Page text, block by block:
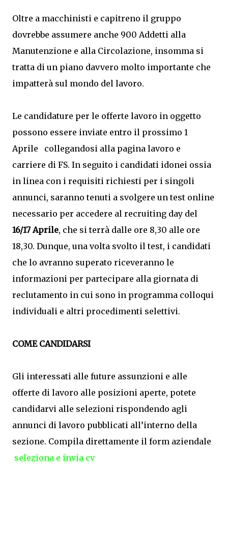
Oltre a macchinisti e capitreno il gruppo
dovrebbe assumere anche 900 Addetti alla
Manutenzione e alla Circolazione, insomma si
tratta di un piano davvero molto importante che
impatterà sul mondo del lavoro.
Le candidature per le offerte lavoro in oggetto
possono essere inviate entro il prossimo 1
Aprile collegandosi alla pagina lavoro e
carriere di FS. In seguito i candidati idonei ossia
in linea con i requisiti richiesti per i singoli
annunci, saranno tenuti a svolgere un test online
necessario per accedere al recruiting day del
16/17 Aprile, che si terrà dalle ore 8,30 alle ore
18,30. Dunque, una volta svolto il test, i candidati
che lo avranno superato riceveranno le
informazioni per partecipare alla giornata di
reclutamento in cui sono in programma colloqui
individuali e altri procedimenti selettivi.
COME CANDIDARSI
Gli interessati alle future assunzioni e alle
offerte di lavoro alle posizioni aperte, potete
candidarvi alle selezioni rispondendo agli
annunci di lavoro pubblicati all’interno della
sezione. Compila direttamente il form aziendale
seleziona e invia cv